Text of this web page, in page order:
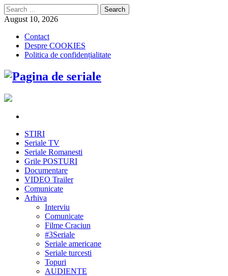
Search
for:
August 10, 2026
Contact
Despre COOKIES
Politica de confidențialitate
STIRI
Seriale TV
Seriale Romanesti
Grile POSTURI
Documentare
VIDEO Trailer
Comunicate
Arhiva
Interviu
Comunicate
Filme Craciun
#3Seriale
Seriale americane
Seriale turcesti
Topuri
AUDIENTE